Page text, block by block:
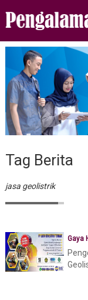
Tag Berita
jasa geolistrik
Gaya